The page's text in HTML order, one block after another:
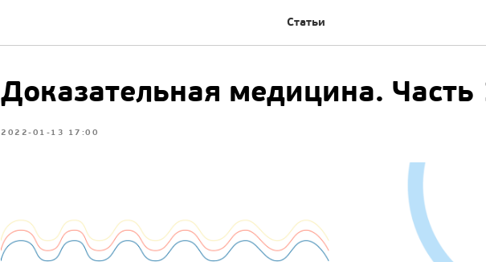
Статьи
Доказательная медицина. Часть
2022-01-13 17:00